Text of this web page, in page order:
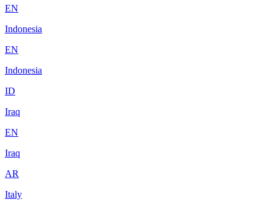
EN
Indonesia
EN
Indonesia
ID
Iraq
EN
Iraq
AR
Italy